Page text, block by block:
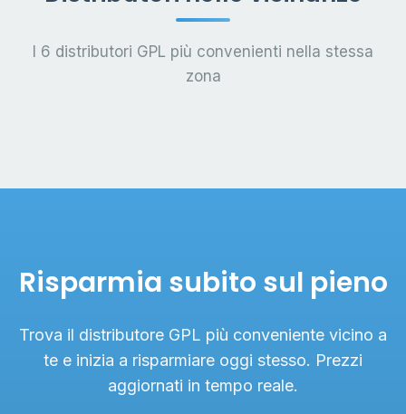
I 6 distributori GPL più convenienti nella stessa
zona
Risparmia subito sul pieno
Trova il distributore GPL più conveniente vicino a
te e inizia a risparmiare oggi stesso. Prezzi
aggiornati in tempo reale.